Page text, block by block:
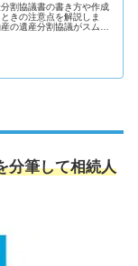
割協議書の書き方や作成
きの注意点を解説しま
の遺産分割協議がスムー
分筆して相続人